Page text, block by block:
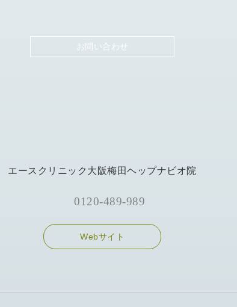
お問い合わせ
エースクリニック大阪梅田ヘップナビオ院
0120-489-989
Webサイト